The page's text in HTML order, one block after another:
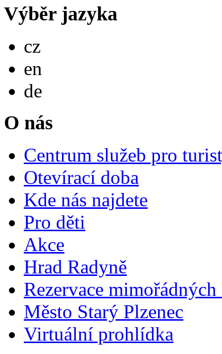
Výběr jazyka
cz
en
de
O nás
Centrum služeb pro
Otevírací doba
Kde nás najdete
Pro děti
Akce
Hrad Radyně
Rezervace
Město Starý Plzenec
Virtuální prohlídka